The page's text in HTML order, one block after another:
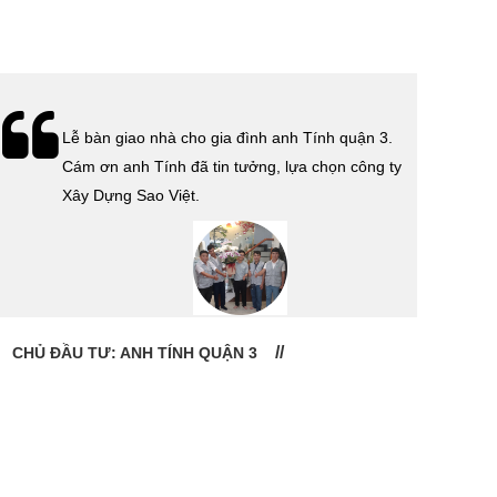
Lễ bàn giao nhà cho gia đình anh Tính quận 3.
Cám ơn anh Tính đã tin tưởng, lựa chọn công ty
Xây Dựng Sao Việt.
CHỦ ĐẦU TƯ: ANH TÍNH QUẬN 3